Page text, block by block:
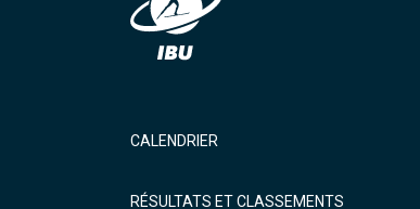
CALENDRIER
RÉSULTATS ET CLASSEMENTS